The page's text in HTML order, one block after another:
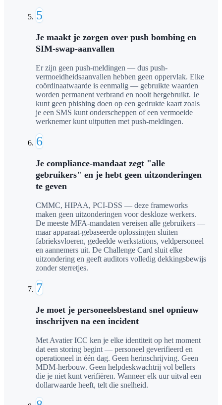
5
Je maakt je zorgen over push bombing en
SIM-swap-aanvallen
Er zijn geen push-meldingen — dus push-
vermoeidheidsaanvallen hebben geen oppervlak. Elke
coördinaatwaarde is eenmalig — gebruikte waarden
worden permanent verbrand en nooit hergebruikt. Je
kunt geen phishing doen op een gedrukte kaart zoals
je een SMS kunt onderscheppen of een vermoeide
werknemer kunt uitputten met push-meldingen.
6
Je compliance-mandaat zegt "alle
gebruikers" en je hebt geen uitzonderingen
te geven
CMMC, HIPAA, PCI-DSS — deze frameworks
maken geen uitzonderingen voor deskloze werkers.
De meeste MFA-mandaten vereisen alle gebruikers —
maar apparaat-gebaseerde oplossingen sluiten
fabrieksvloeren, gedeelde werkstations, veldpersoneel
en aannemers uit. De Challenge Card sluit elke
uitzondering en geeft auditors volledig dekkingsbewijs
zonder sterretjes.
7
Je moet je personeelsbestand snel opnieuw
inschrijven na een incident
Met Avatier ICC ken je elke identiteit op het moment
dat een storing begint — personeel geverifieerd en
operationeel in één dag. Geen herinschrijving. Geen
MDM-herbouw. Geen helpdeskwachtrij vol bellers
die je niet kunt verifiëren. Wanneer elk uur uitval een
dollarwaarde heeft, telt die snelheid.